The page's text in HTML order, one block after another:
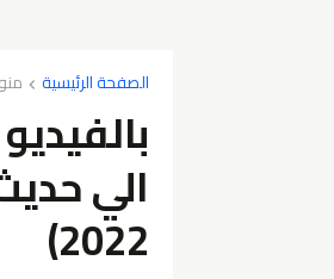
الصفحة الرئيسية
الي
2022)